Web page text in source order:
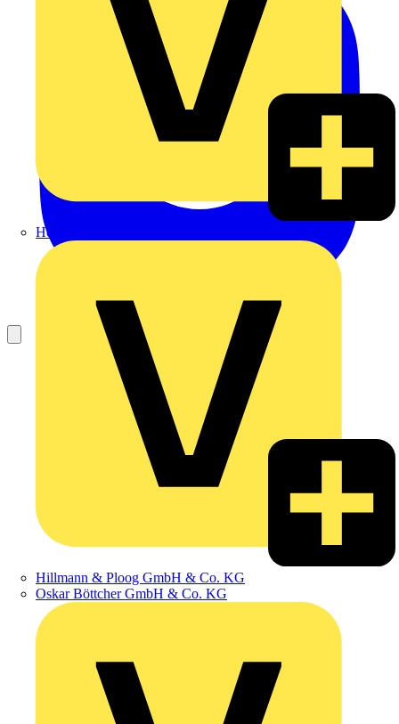
Heinrich Häusler GmbH
Hillmann & Ploog GmbH & Co. KG
Oskar Böttcher GmbH & Co. KG